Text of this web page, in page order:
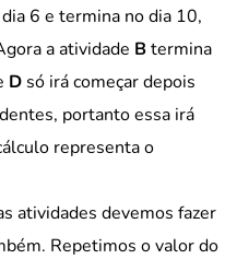
6 e termina no dia 10,
a atividade Btermina
D só irá começar depois
portanto essa irá
representa o
atividades devemos fazer
Repetimos o valor do